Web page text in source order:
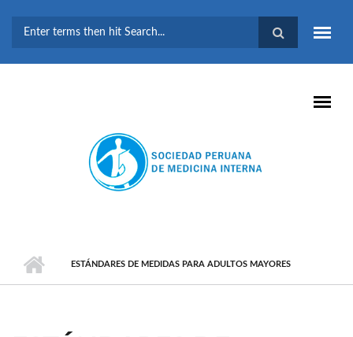
BÚSQUEDA
ESTÁNDARES DE MEDIDAS PARA ADULTOS MAYORES